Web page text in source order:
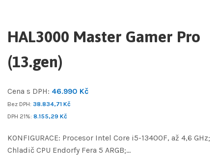
HAL3000 Master Gamer Pro
(13.gen)
Cena s DPH: 46.990 Kč
Bez DPH: 38.834,71 Kč
DPH 21%: 8.155,29 Kč
KONFIGURACE: Procesor Intel Core i5-13400F, až 4,6 GHz;
Chladič CPU Endorfy Fera 5 ARGB;…